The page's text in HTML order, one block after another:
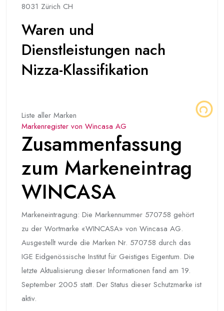
8031 Zürich CH
Waren und
Dienstleistungen nach
Nizza-Klassifikation
Liste aller Marken
Markenregister von Wincasa AG
Zusammenfassung
zum Markeneintrag
WINCASA
Markeneintragung: Die Markennummer 570758 gehört
zu der Wortmarke «WINCASA» von Wincasa AG.
Ausgestellt wurde die Marken Nr. 570758 durch das
IGE Eidgenössische Institut für Geistiges Eigentum. Die
letzte Aktualisierung dieser Informationen fand am 19.
September 2005 statt. Der Status dieser Schutzmarke ist
aktiv.